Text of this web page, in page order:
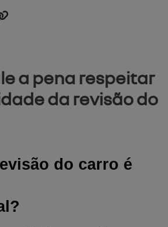
a pena respeitar
da revisão do
do carro é